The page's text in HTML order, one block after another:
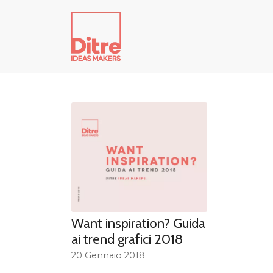
Want inspiration? Guida
ai trend grafici 2018
20 Gennaio 2018